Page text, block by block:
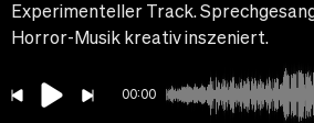
Experimenteller Track.
Horror-Musik kreativ inszeniert.
00:00